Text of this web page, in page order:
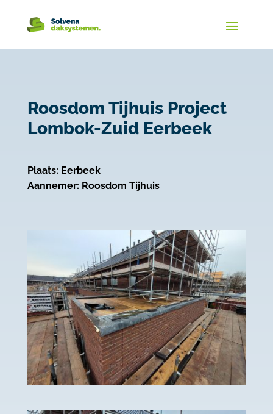
Roosdom Tijhuis Project
Lombok-Zuid Eerbeek
Plaats: Eerbeek
Aannemer: Roosdom Tijhuis